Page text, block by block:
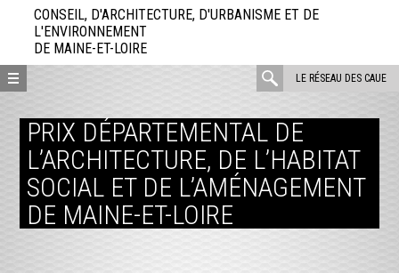
directement
contenu
CONSEIL, D'ARCHITECTURE, D'URBANISME ET DE
L'ENVIRONNEMENT
DE MAINE-ET-LOIRE
LE RÉSEAU DES CAUE
rechercher
PRIX DÉPARTEMENTAL DE
L’ARCHITECTURE, DE L’HABITAT
SOCIAL ET DE L’AMÉNAGEMENT
DE MAINE-ET-LOIRE